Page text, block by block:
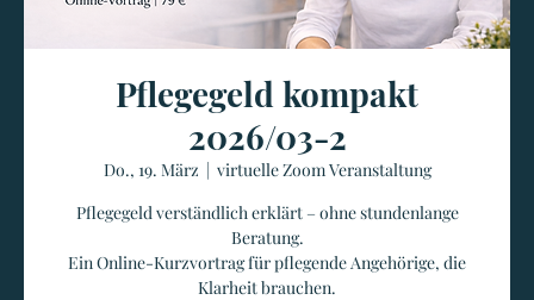
Pflegegeld kompakt
2026/03-2
Do., 19. März
  |
virtuelle Zoom Veranstaltung
Pflegegeld verständlich erklärt – ohne stundenlange
Beratung.
Ein Online-Kurzvortrag für pflegende Angehörige, die
Klarheit brauchen.